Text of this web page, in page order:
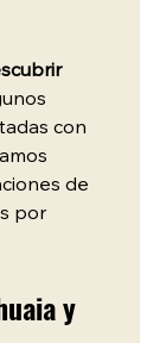
con
de
por
y